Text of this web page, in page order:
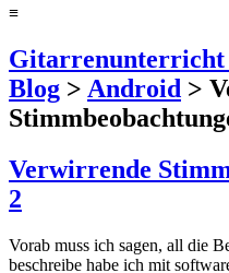
≡
Blog > Android >
Verwirrende
2
Vorab muss ich sagen, all die
beschreibe habe ich mit